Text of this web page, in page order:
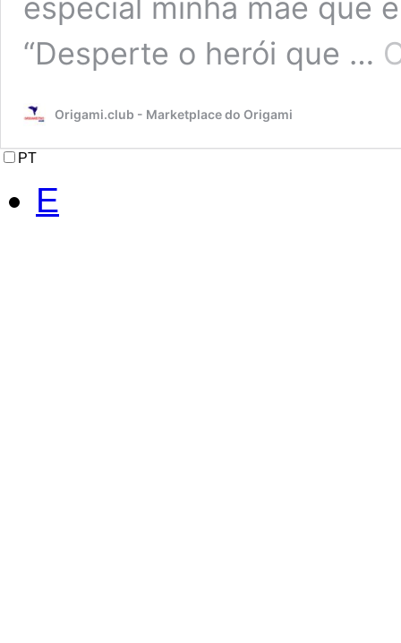
especial minha mãe que
“Desperte o herói que …
Origami.club - Marketplace do Origami
PT
E